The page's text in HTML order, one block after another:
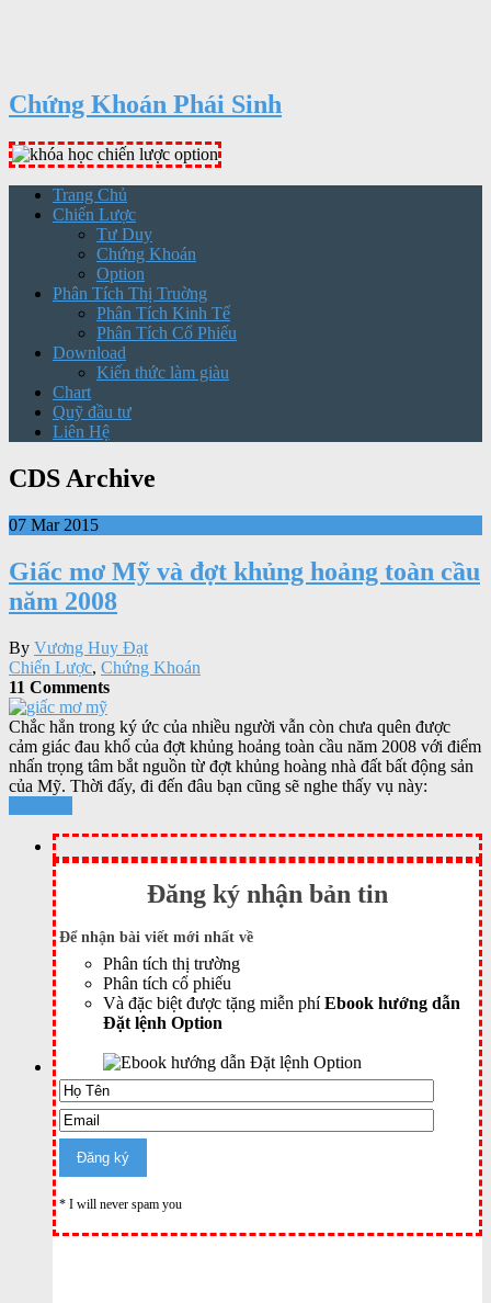
Chứng Khoán Phái Sinh
Trang Chủ
Chiến Lược
Tư Duy
Chứng Khoán
Option
Phân Tích Thị Truờng
Phân Tích Kinh Tế
Phân Tích Cổ Phiếu
Download
Kiến thức làm giàu
Chart
Quỹ đầu tư
Liên Hệ
CDS Archive
07 Mar 2015
Giấc mơ Mỹ và đợt khủng hoảng toàn cầu
năm 2008
By Vương Huy Đạt
Chiến Lược, Chứng Khoán
11 Comments
Chắc hẳn trong ký ức của nhiều người vẫn còn chưa quên được
cảm giác đau khổ của đợt khủng hoảng toàn cầu năm 2008 với điểm
nhấn trọng tâm bắt nguồn từ đợt khủng hoàng nhà đất bất động sản
của Mỹ. Thời đấy, đi đến đâu bạn cũng sẽ nghe thấy vụ này:
Đăng ký nhận bản tin
Để nhận bài viết mới nhất về
Phân tích thị trường
Phân tích cổ phiếu
Và đặc biệt được tặng miễn phíEbook hướng dẫn
Đặt lệnh Option
* I will never spam you